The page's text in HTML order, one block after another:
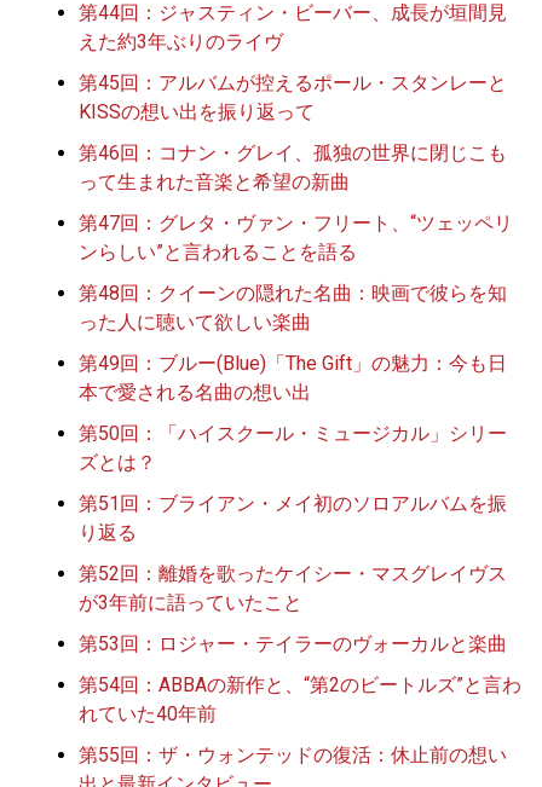
第44回：ジャスティン・ビーバー、成長が垣間見
えた約3年ぶりのライヴ
第45回：アルバムが控えるポール・スタンレーと
KISSの想い出を振り返って
第46回：コナン・グレイ、孤独の世界に閉じこも
って生まれた音楽と希望の新曲
第47回：グレタ・ヴァン・フリート、“ツェッペリ
ンらしい”と言われることを語る
第48回：クイーンの隠れた名曲：映画で彼らを知
った人に聴いて欲しい楽曲
第49回：ブルー(Blue)「The Gift」の魅力：今も日
本で愛される名曲の想い出
第50回：「ハイスクール・ミュージカル」シリー
ズとは？
第51回：ブライアン・メイ初のソロアルバムを振
り返る
第52回：離婚を歌ったケイシー・マスグレイヴス
が3年前に語っていたこと
第53回：ロジャー・テイラーのヴォーカルと楽曲
第54回：ABBAの新作と、“第2のビートルズ”と言わ
れていた40年前
第55回：ザ・ウォンテッドの復活：休止前の想い